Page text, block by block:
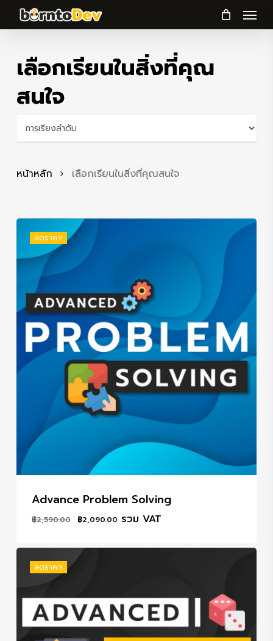
to
content
Menu
เลือกเรียนในสิ่งที่คุณ
สนใจ
หน้าหลัก เลือกเรียนในสิ่งที่คุณสนใจ
ลดราคา!
Advance Problem Solving
฿2,590.00
Original
was:
฿2,590.00.
฿2,090.00Current
is:
รวม VAT
ลดราคา!